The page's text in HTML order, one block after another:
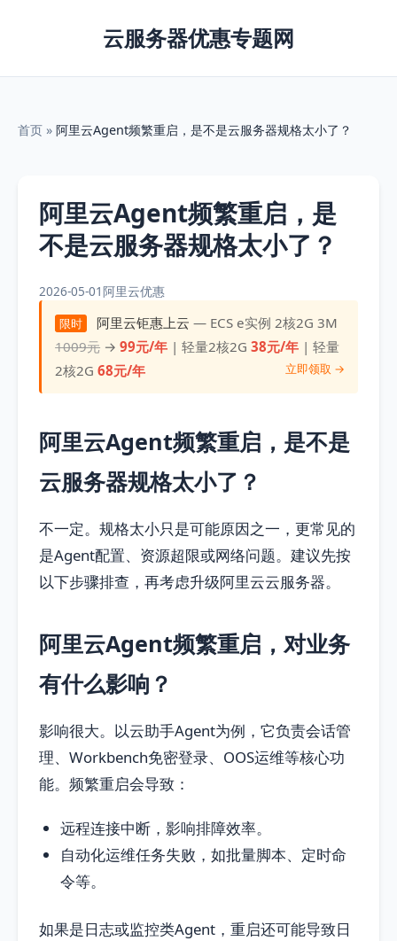
云服务器优惠专题网
首页 » 阿里云Agent频繁重启，是不是云服务器规格太小了？
阿里云Agent频繁重启，是
不是云服务器规格太小了？
2026-05-01阿里云优惠
限时 阿里云钜惠上云 — ECS e实例 2核2G 3M
1009元 →99元/年 | 轻量2核2G38元/年 | 轻量
2核2G68元/年 立即领取 →
阿里云Agent频繁重启，是不是
云服务器规格太小了？
不一定。规格太小只是可能原因之一，更常见的
是Agent配置、资源超限或网络问题。建议先按
以下步骤排查，再考虑升级阿里云云服务器。
阿里云Agent频繁重启，对业务
有什么影响？
影响很大。以云助手Agent为例，它负责会话管
理、Workbench免密登录、OOS运维等核心功
能。频繁重启会导致：
远程连接中断，影响排障效率。
自动化运维任务失败，如批量脚本、定时命
令等。
如果是日志或监控类Agent，重启还可能导致日